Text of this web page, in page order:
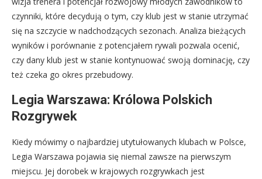
czynniki, które decydują o tym, czy klub jest w stanie utrzymać
się na szczycie w nadchodzących sezonach. Analiza bieżących
wyników i porównanie z potencjałem rywali pozwala ocenić,
czy dany klub jest w stanie kontynuować swoją dominację, czy
też czeka go okres przebudowy.
Legia Warszawa: Królowa Polskich
Rozgrywek
Kiedy mówimy o najbardziej utytułowanych klubach w Polsce,
Legia Warszawa pojawia się niemal zawsze na pierwszym
miejscu. Jej dorobek w krajowych rozgrywkach jest